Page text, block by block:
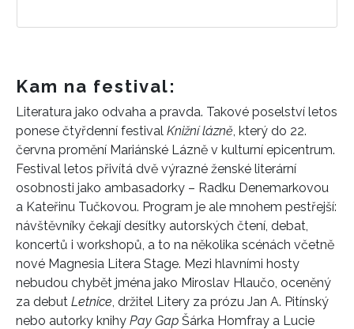
Kam na festival:
Literatura jako odvaha a pravda. Takové poselství letos
ponese čtyřdenní festival Knižní lázně , který do 22.
června promění Mariánské Lázně v kulturní epicentrum.
Festival letos přivítá dvě výrazné ženské literární
osobnosti jako ambasadorky – Radku Denemarkovou
a Kateřinu Tučkovou. Program je ale mnohem pestřejší:
návštěvníky čekají desítky autorských čtení, debat,
koncertů i workshopů, a to na několika scénách včetně
nové Magnesia Litera Stage. Mezi hlavními hosty
nebudou chybět jména jako Miroslav Hlaučo, oceněný
za debut Letnice , držitel Litery za prózu Jan A. Pitínský
nebo autorky knihy Pay Gap Šárka Homfray a Lucie